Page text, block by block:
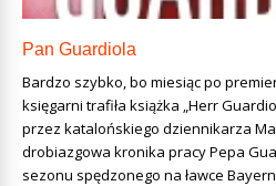
Pan Guardiola
Bardzo szybko, bo miesiąc po
księgarni trafiła książka „Herr
przez katalońskiego dziennikarza
drobiazgowa kronika pracy Pepa
sezonu spędzonego na ławce